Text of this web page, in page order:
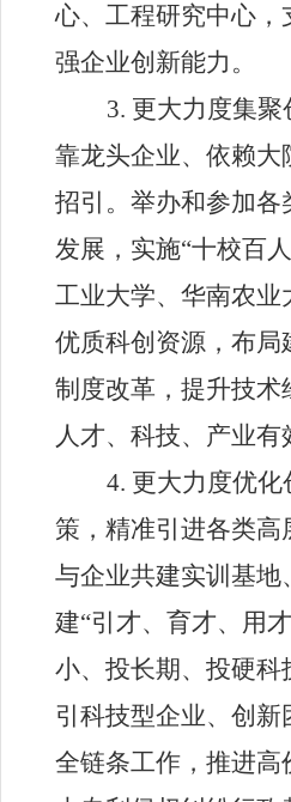
心、工程研究中心
强企业创新能力。
3. 更大力度集聚
靠龙头企业、依赖
招引。举办和参加
发展，实施“十校百
工业大学、华南农
优质科创资源，布
制度改革，提升技术
人才、科技、产业有
4. 更大力度优化
策，精准引进各类高
与企业共建实训基
建“引才、育才、用
小、投长期、投硬科
引科技型企业、创
全链条工作，推进